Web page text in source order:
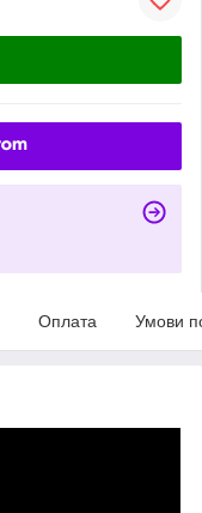
Оплата Умови